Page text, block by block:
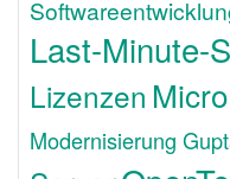
Last-Minute-
Lizenzen
Modernisierung